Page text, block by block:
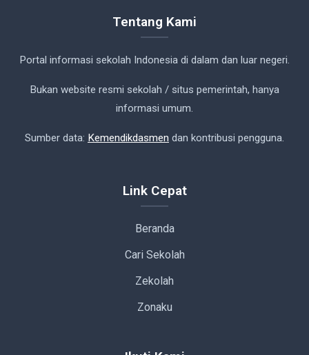
Tentang Kami
Portal informasi sekolah Indonesia di dalam dan luar negeri.
Bukan website resmi sekolah / situs pemerintah, hanya
informasi umum.
Sumber data: Kemendikdasmen dan kontribusi pengguna.
Link Cepat
Beranda
Cari Sekolah
Zekolah
Zonaku